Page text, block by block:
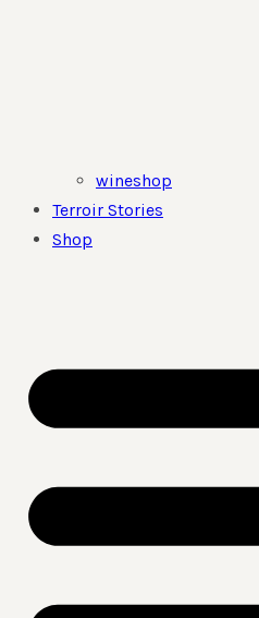
wineshop
Terroir Stories
Shop